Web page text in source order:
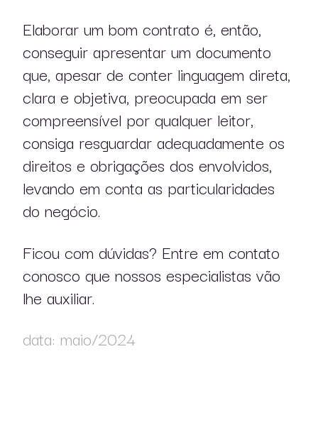
Elaborar um bom contrato é, então,
conseguir apresentar um documento
que, apesar de conter linguagem direta,
clara e objetiva, preocupada em ser
compreensível por qualquer leitor,
consiga resguardar adequadamente os
direitos e obrigações dos envolvidos,
levando em conta as particularidades
do negócio.
Ficou com dúvidas? Entre em contato
conosco que nossos especialistas vão
lhe auxiliar.
data: maio/2024